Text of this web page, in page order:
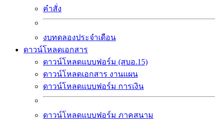
คำสั่ง
งบทดลองประจำเดือน
ดาวน์โหลดเอกสาร
ดาวน์โหลดแบบฟอร์ม (สบอ.15)
ดาวน์โหลดเอกสาร งานแผน
ดาวน์โหลดแบบฟอร์ม การเงิน
ดาวน์โหลดแบบฟอร์ม ภาคสนาม